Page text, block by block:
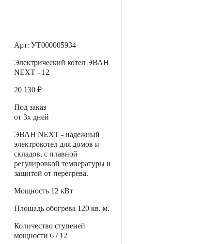
Арт: УТ000005934
Электрический котел ЭВАН
NEXT - 12
20 130 ₽
Под заказ
от 3х дней
ЭВАН NEXT - надежный
электрокотел для домов и
складов, с плавной
регулировкой температуры и
защитой от перегрева.
Мощность 12 кВт
Площадь обогрева 120 кв. м.
Количество ступеней
мощности 6 / 12